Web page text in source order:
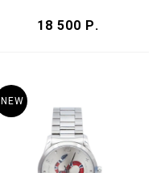
18 500 Р.
NEW